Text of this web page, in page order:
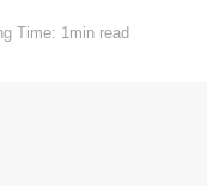
Time: 1min read